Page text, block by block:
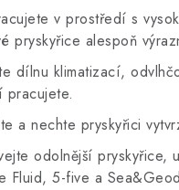
v prostředí s
pryskyřice alespoň
dílnu klimatizací,
pracujete.
a nechte pryskyřici
odolnější pryskyřice,
Fluid, 5-five a